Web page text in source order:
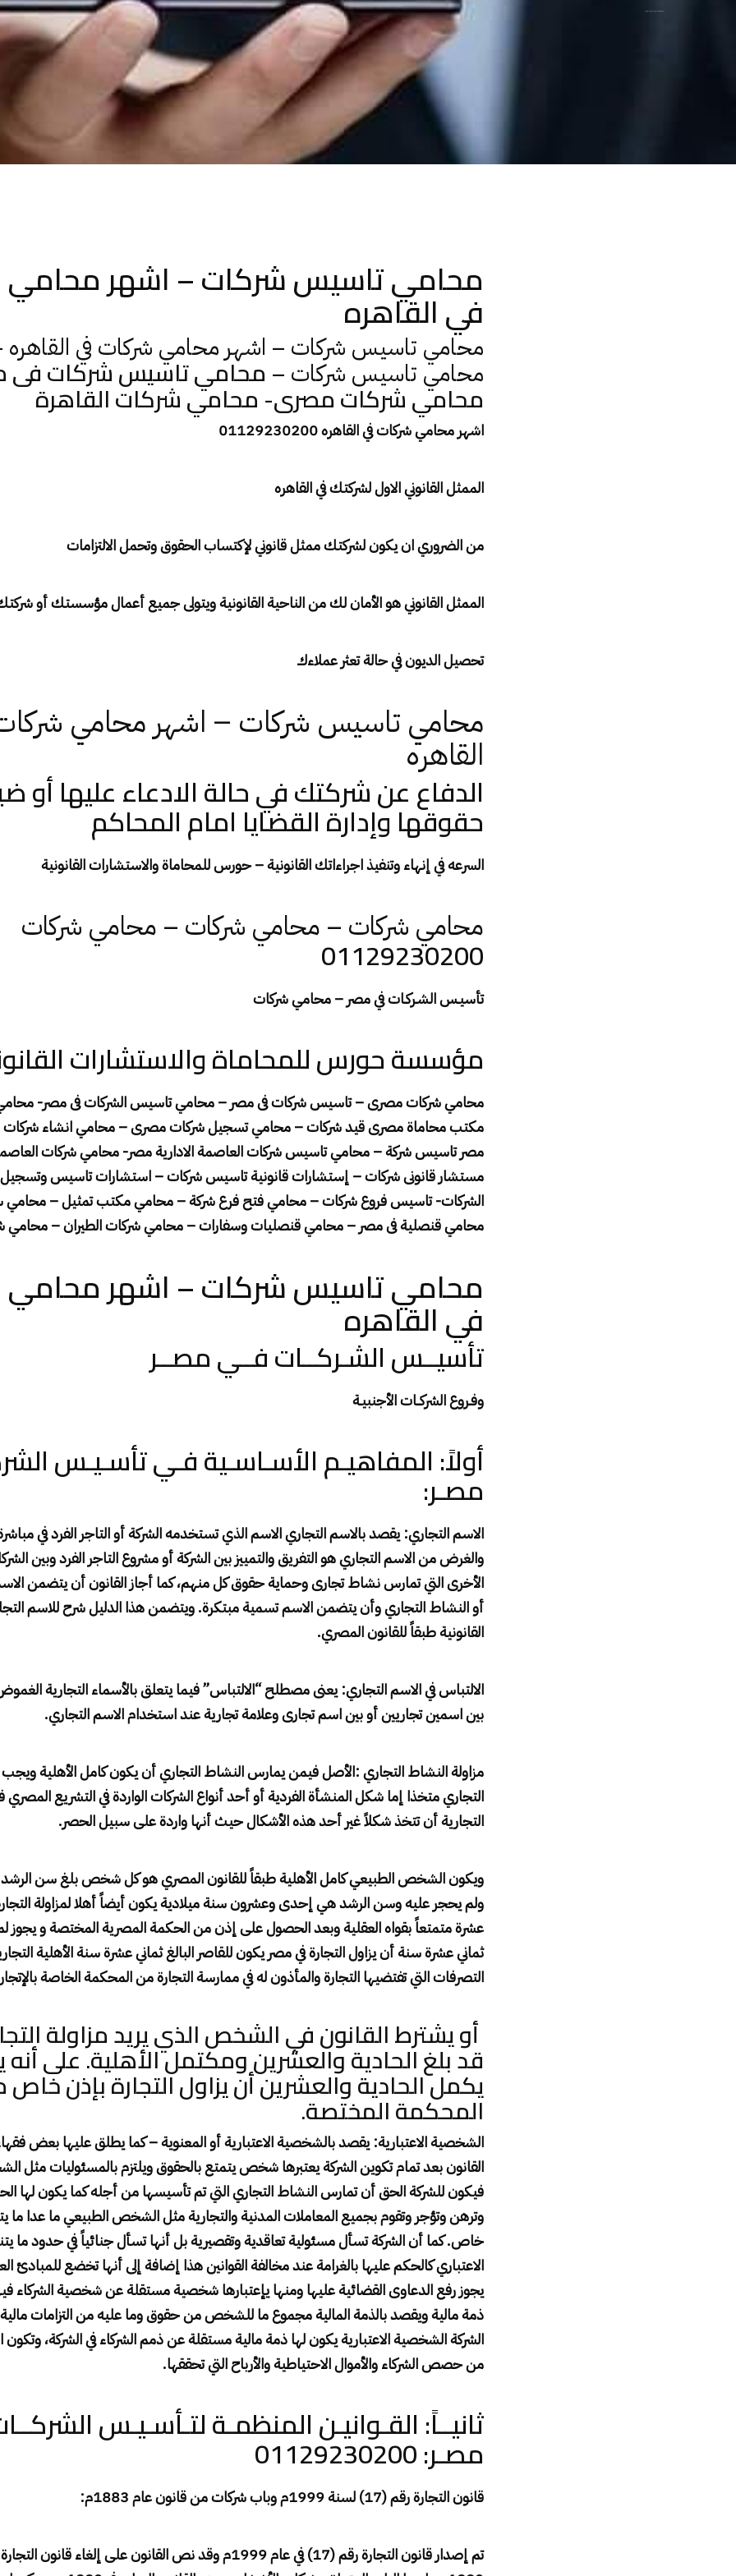
محامي تاسيس شركات – اشهر
في القاهره
محامي تاسيس شركات – اشهر محامي شركات في القاهره
محامي تاسيس شركات – محامي تاسيس شركات فى
محامي شركات مصرى- محامي شركات القاهرة
اشهر محامي شركات في القاهره 01129230200
الممثل القانوني الاول لشركتك في القاهره
من الضروري ان يكون لشركتك ممثل قانوني لإكتساب الحقوق وتحمل الالتزامات
الممثل القانوني هو الأمان لك من الناحية القانونية ويتولى جميع أعمال مؤسستك أو
تحصيل الديون في حالة تعثر عملاءك
محامي تاسيس شركات – اشهر محامي
القاهره
الدفاع عن شركتك في حالة الادعاء عليها أو
حقوقها وإدارة القضايا امام المحاكم
السرعه في إنهاء وتنفيذ اجراءاتك القانونية–حورس للمحاماة والاستشارات القانونية
محامي شركات – محامي شركات – محامي شركات
01129230200
تأسيـس الشـركـات في مصر – محامي شركات
مؤسسة حورس للمحاماة والاستشارات
محامي شركات مصرى – تاسيس شركات فى مصر – محامي تاسيس الشركات فى مصر-
مكتب محاماة مصرى قيد شركات – محامي تسجيل شركات مصرى – محامي انشاء
مصر تاسيس شركة – محامي تاسيس شركات العاصمة الادارية مصر- محامي شركات
مستشار قانونى شركات – إستشارات قانونية تاسيس شركات – استشارات تاسيس وتسجيل
الشركات- تاسيس فروع شركات – محامي فتح فرع شركة – محامي مكتب تمثيل – محامي
محامي قنصلية فى مصر – محامي قنصليات وسفارات – محامي شركات الطيران – محامي
محامي تاسيس شركات – اشهر
في القاهره
تأسيــس الشـركــات فــي مصــر
وفـروع الشركــات الأجنبيـة
أولاً: المفاهيـم الأسـاسـية فـي تأسـيـس
مصـر:
الاسم التجاري: يقصد بالاسم التجاري الاسم الذي تستخدمه الشركة أو التاجر الفرد في
والغرض من الاسم التجاري هو التفريق والتمييز بين الشركة أو مشروع التاجر الفرد وبين
الأخرى التي تمارس نشاط تجارى وحماية حقوق كل منهم، كما أجاز القانون أن يتضمن
أو النشاط التجاري وأن يتضمن الاسم تسمية مبتكرة. ويتضمن هذا الدليل شرح للاسم
القانونية طبقاً للقانون المصري.
الالتباس في الاسم التجاري: يعنى مصطلح “الالتباس” فيما يتعلق بالأسماء التجارية
بين اسمين تجاريين أو بين اسم تجارى وعلامة تجارية عند استخدام الاسم التجاري.
مزاولة النشاط التجاري:الأصل فيمن يمارس النشاط التجاري أن يكون كامل الأهلية
التجاري متخذا إما شكل المنشأة الفردية أو أحد أنواع الشركات الواردة في التشريع المصري
التجارية أن تتخذ شكلاً غير أحد هذه الأشكال حيث أنها واردة على سبيل الحصر.
ويكون الشخص الطبيعي كامل الأهلية طبقاً للقانون المصري هو كل شخص بلغ سن الرشد
ولم يحجر عليه وسن الرشد هي إحدى وعشرون سنة ميلادية يكون أيضاً أهلا لمزاولة
عشرة متمتعاً بقواه العقلية وبعد الحصول على إذن من الحكمة المصرية المختصة و
ثماني عشرة سنة أن يزاول التجارة في مصر يكون للقاصر البالغ ثماني عشرة سنة الأهلية
التصرفات التي تفتضيها التجارة والمأذون له في ممارسة التجارة من المحكمة الخاصة بالإتجار
أو يشترط القانون في الشخص الذي يريد مزاولة
قد بلغ الحادية والعشرين ومكتمل الأهلية. على أنه
يكمل الحادية والعشرين أن يزاول التجارة بإذن
المحكمة المختصة.
الشخصية الاعتبارية: يقصد بالشخصية الاعتبارية أو المعنوية – كما يطلق عليها بعض
القانون بعد تمام تكوين الشركة يعتبرها شخص يتمتع بالحقوق ويلتزم بالمسئوليات مثل
فيكون للشركة الحق أن تمارس النشاط التجاري التيتم تأسيسها من أجله كما يكون لها
وترهن وتؤجر وتقوم بجميع المعاملات المدنية والتجارية مثل الشخص الطبيعي ما عدا ما
خاص. كما أن الشركة تسأل مسئولية تعاقدية وتقصيرية بل أنها تسأل جنائياً في حدود
الاعتباري كالحكم عليها بالغرامة عند مخالفة القوانين هذا إضافة إلى أنها تخضع للمبادئ
يجوز رفع الدعاوى القضائية عليها ومنها يإعتبارها شخصية مستقلة عن شخصية الشركاء
ذمة مالية ويقصد بالذمة المالية مجموع ما للشخص من حقوق وما عليه من التزامات
الشركة الشخصية الاعتبارية يكون لها ذمة مالية مستقلة عن ذمم الشركاء في الشركة، وتكون
من حصص الشركاء والأموال الاحتياطية والأرباح التي تحققها.
ثانيــاً: القـوانيـن المنظمـة لتـأسـيـس
مصـر: 01129230200
قانون التجارة رقم (17) لسنة 1999م وباب شركات من قانون عام 1883م :
تم إصدار قانون التجارة رقم (17) في عام 1999م وقد نص القانون على إلغاء